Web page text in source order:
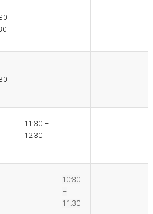
11:30 –
12:30
10:30
–
11:30